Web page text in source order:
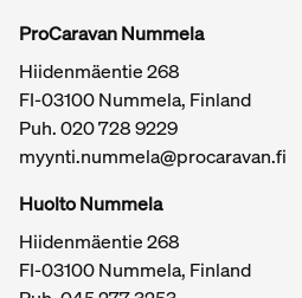
Tärkeitä linkkejä / sivukartta
ProCaravan Nummela
Hiidenmäentie 268
FI-03100 Nummela, Finland
Puh.020 728 9229
myynti.nummela@procaravan.fi
Huolto Nummela
Hiidenmäentie 268
FI-03100 Nummela, Finland